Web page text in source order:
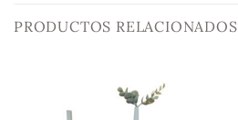
PRODUCTOS RELACIONADOS